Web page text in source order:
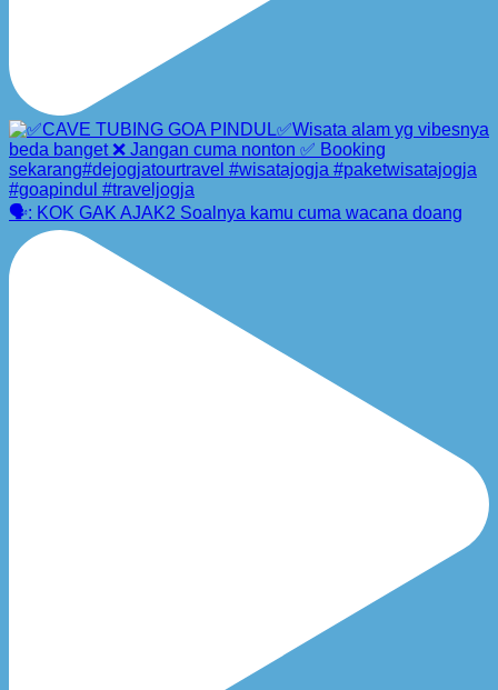
🗣️: KOK GAK AJAK2 Soalnya kamu cuma wacana doang